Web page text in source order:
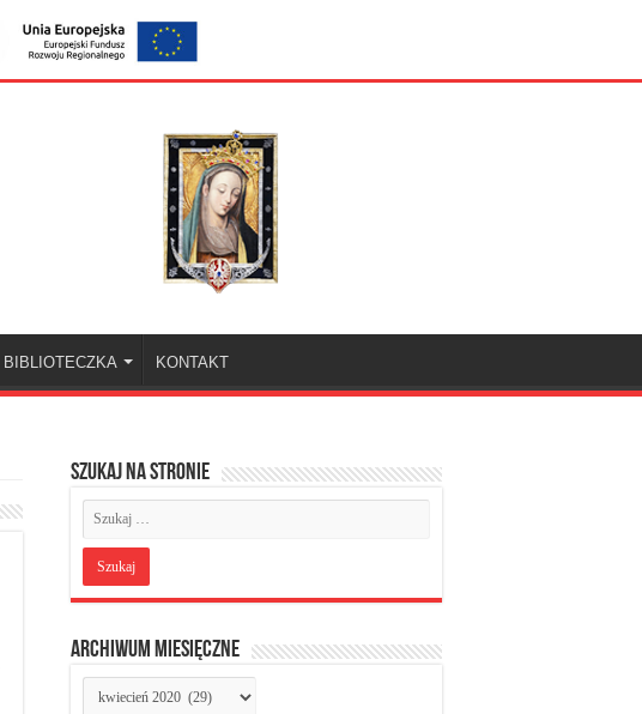
BIBLIOTECZKA KONTAKT
Szukaj na stronie
Archiwum miesięczne
Archiwum
miesięczne